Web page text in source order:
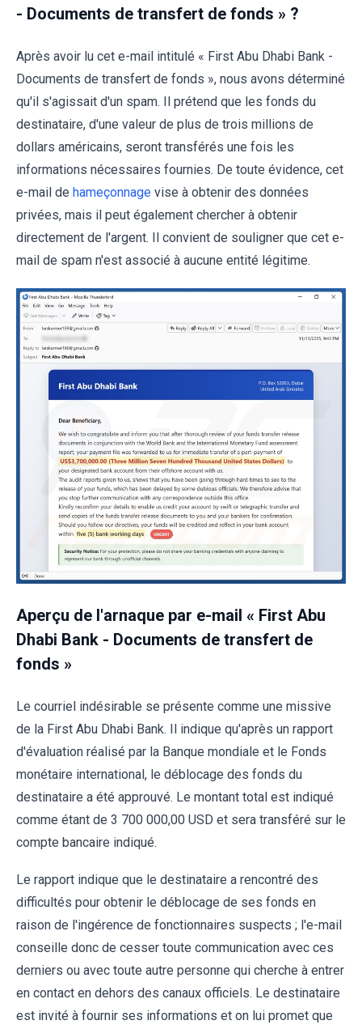
- Documents de transfert de fonds » ?
Après avoir lu cet e-mail intitulé « First Abu Dhabi Bank -
Documents de transfert de fonds », nous avons déterminé
qu'il s'agissait d'un spam. Il prétend que les fonds du
destinataire, d'une valeur de plus de trois millions de
dollars américains, seront transférés une fois les
informations nécessaires fournies. De toute évidence, cet
e-mail de hameçonnage vise à obtenir des données
privées, mais il peut également chercher à obtenir
directement de l'argent. Il convient de souligner que cet e-
mail de spam n'est associé à aucune entité légitime.
Aperçu de l'arnaque par e-mail « First Abu
Dhabi Bank - Documents de transfert de
fonds »
Le courriel indésirable se présente comme une missive
de la First Abu Dhabi Bank. Il indique qu'après un rapport
d'évaluation réalisé par la Banque mondiale et le Fonds
monétaire international, le déblocage des fonds du
destinataire a été approuvé. Le montant total est indiqué
comme étant de 3 700 000,00 USD et sera transféré sur le
compte bancaire indiqué.
Le rapport indique que le destinataire a rencontré des
difficultés pour obtenir le déblocage de ses fonds en
raison de l'ingérence de fonctionnaires suspects ; l'e-mail
conseille donc de cesser toute communication avec ces
derniers ou avec toute autre personne qui cherche à entrer
en contact en dehors des canaux officiels. Le destinataire
est invité à fournir ses informations et on lui promet que